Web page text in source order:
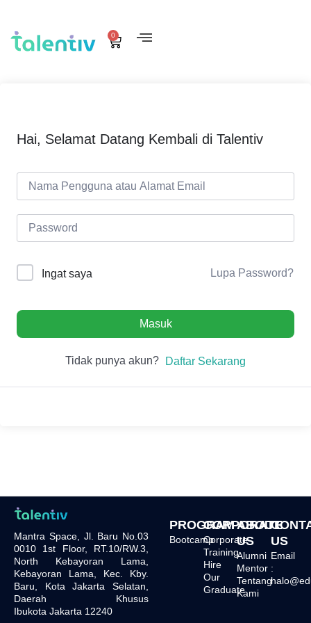
0
Hai, Selamat Datang Kembali di Talentiv
Ingat saya Lupa Password?
Masuk
Tidak punya akun? Daftar Sekarang
Mantra Space, Jl. Baru No.03
0010 1st Floor, RT.10/RW.3,
North Kebayoran Lama,
Kebayoran Lama, Kec. Kby.
Baru, Kota Jakarta Selatan,
Daerah Khusus
Ibukota Jakarta 12240
PROGRAM
Bootcamp
CORPORATE
Corporate
Training
Hire
Our
Graduate
ABOUT
US
Alumni
Mentor
Tentang
Kami
US
Email
: